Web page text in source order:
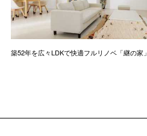
築52年を広々LDKで快適フルリノベ「継の家」